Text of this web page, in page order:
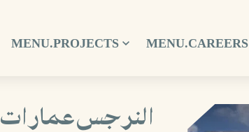
MENU.PROJECTS MENU.CAREERS
النرجس عمارات